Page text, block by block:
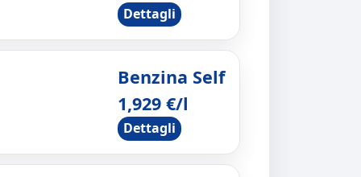
Dettagli
Benzina Self
1,929 €/l
Dettagli